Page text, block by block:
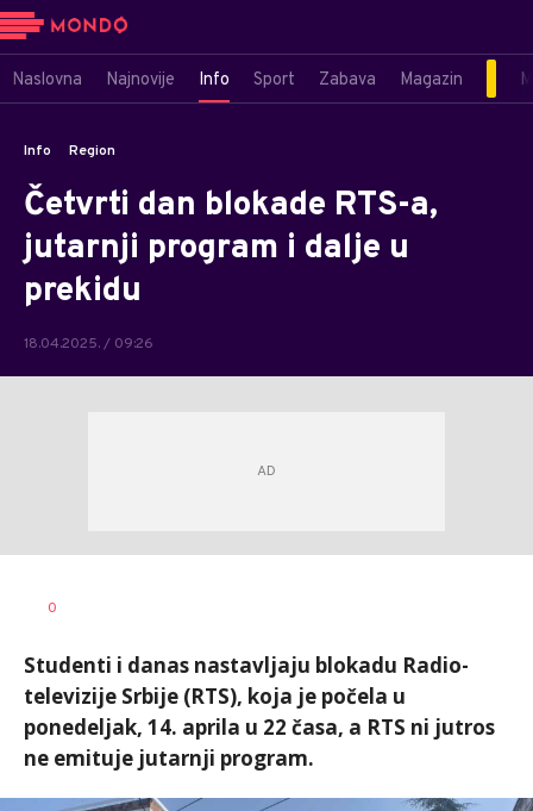
Naslovna Najnovije Info Sport Zabava Magazin
Info Region
Četvrti dan blokade RTS-a,
jutarnji program i dalje u
prekidu
18.04.2025. / 09:26
AUTOR
0
Studenti i danas nastavljaju blokadu Radio-
televizije Srbije (RTS), koja je počela u
ponedeljak, 14. aprila u 22 časa, a RTS ni jutros
ne emituje jutarnji program.